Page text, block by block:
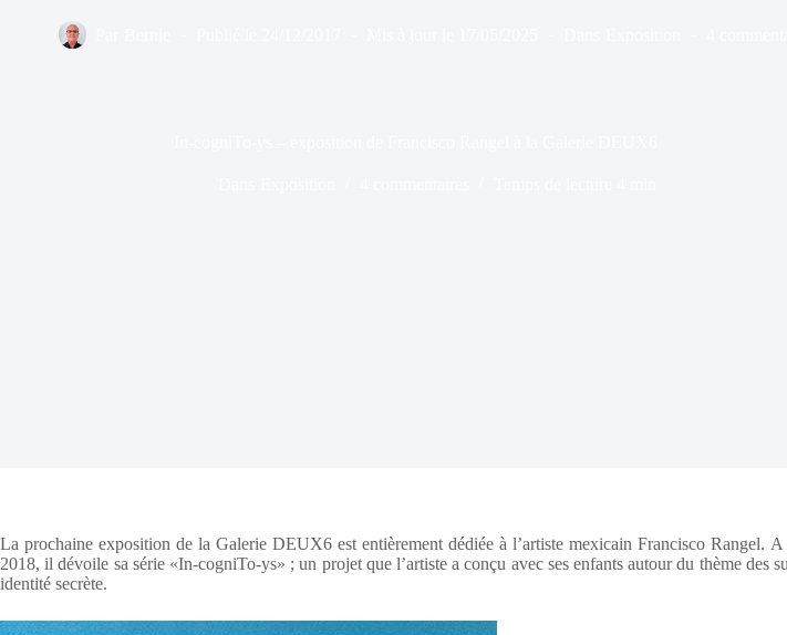
La prochaine exposition de la Galerie DEUX6 est entièrement dédiée à l’artiste mexicain Francisco Rangel.
2018, il dévoile sa série «In-cogniTo-ys» ; un projet que l’artiste a conçu avec ses enfants autour du thème des
identité secrète.